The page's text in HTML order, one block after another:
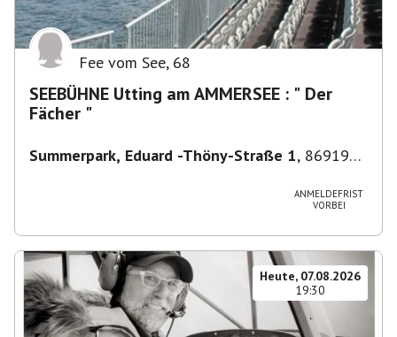
Fee vom See, 68
SEEBÜHNE Utting am AMMERSEE : " Der
Fächer "
Summerpark, Eduard -Thöny-Straße 1, 86919
ANMELDEFRIST
VORBEI
Heute, 07.08.2026
19:30